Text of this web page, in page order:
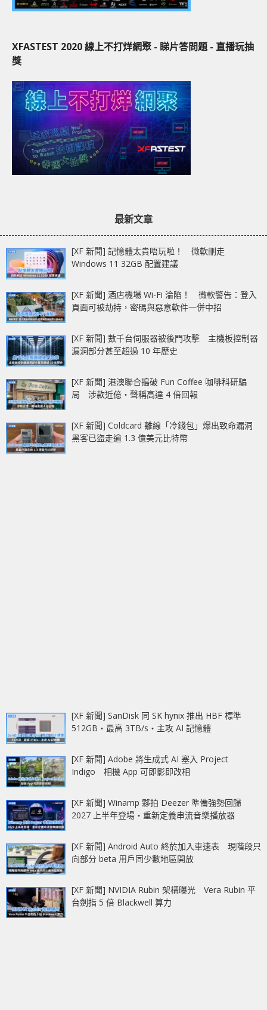
XFASTEST 2020 線上不打烊網聚 - 睇片答問題 - 直播玩抽
獎
最新文章
[XF 新聞] 記憶體太貴唔玩啦！ 微軟刪走
Windows 11 32GB 配置建議
[XF 新聞] 酒店機場 Wi-Fi 淪陷！ 微軟警告：登入
頁面可被劫持，密碼與惡意軟件一併中招
[XF 新聞] 數千台伺服器被後門攻擊 主機板控制器
漏洞部分甚至超過 10 年歷史
[XF 新聞] 港澳聯合搗破 Fun Coffee 咖啡科研騙
局 涉款近億‧聲稱高達 4 倍回報
[XF 新聞] Coldcard 離線「冷錢包」爆出致命漏洞
黑客已盜走逾 1.3 億美元比特幣
[XF 新聞] SanDisk 同 SK hynix 推出 HBF 標準
512GB‧最高 3TB/s‧主攻 AI 記憶體
[XF 新聞] Adobe 將生成式 AI 塞入 Project
Indigo 相機 App 可即影即改相
[XF 新聞] Winamp 夥拍 Deezer 準備強勢回歸
2027 上半年登場‧重新定義串流音樂播放器
[XF 新聞] Android Auto 終於加入車速表 現階段只
向部分 beta 用戶同少數地區開放
[XF 新聞] NVIDIA Rubin 架構曝光 Vera Rubin 平
台劍指 5 倍 Blackwell 算力